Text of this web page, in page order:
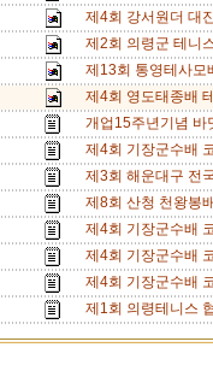
제4회 강서원더 대
제2회 의령군 테니
제13회 통영테사
제4회 영도태종배
개업15주년기념
제4회 기장군수배
제3회 해운대구 전
제8회 산청 천왕봉
제4회 기장군수배
제4회 기장군수배
제4회 기장군수배
제1회 의령테니스